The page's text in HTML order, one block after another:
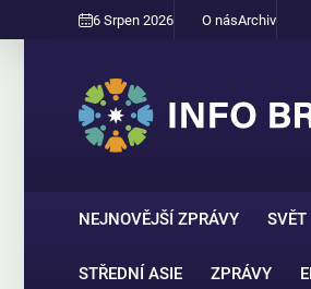
6 Srpen 2026 O násArchiv
NEJNOVĚJŠÍ ZPRÁVY SVĚT
STŘEDNÍ ASIE ZPRÁVY